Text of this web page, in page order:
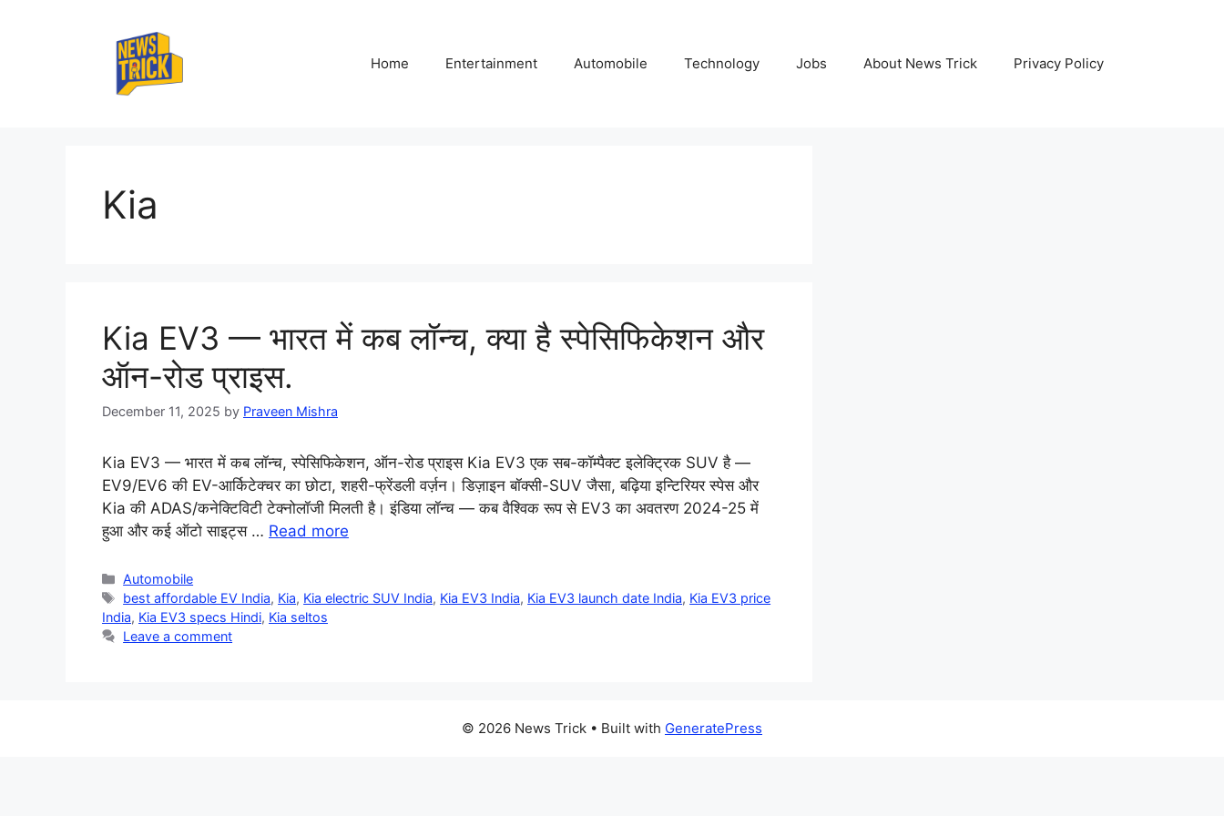
Home Entertainment Automobile Technology Jobs About News Trick Privacy Policy
Kia
Kia EV3 — भारत में कब लॉन्च, क्या है स्पेसिफिकेशन और
ऑन-रोड प्राइस.
December 11, 2025 by Praveen Mishra
Kia EV3 — भारत में कब लॉन्च, स्पेसिफिकेशन, ऑन-रोड प्राइस Kia EV3 एक सब-कॉम्पैक्ट इलेक्ट्रिक SUV है —
EV9/EV6 की EV-आर्किटेक्चर का छोटा, शहरी-फ्रेंडली वर्ज़न। डिज़ाइन बॉक्सी-SUV जैसा, बढ़िया इन्टिरियर स्पेस और
Kia की ADAS/कनेक्टिविटी टेक्नोलॉजी मिलती है। इंडिया लॉन्च — कब वैश्विक रूप से EV3 का अवतरण 2024-25 में
हुआ और कई ऑटो साइट्स … Read more
Categories
Automobile
Tags
best affordable EV India, Kia, Kia electric SUV India, Kia EV3 India, Kia EV3 launch date India, Kia EV3 price
India, Kia EV3 specs Hindi, Kia seltos
Leave a comment
© 2026 News Trick • Built with GeneratePress